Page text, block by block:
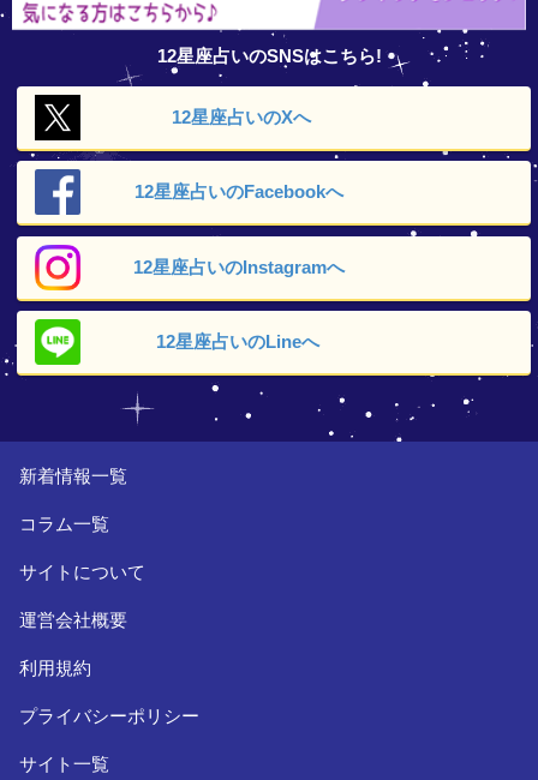
12星座占いのSNSはこちら!
12星座占いのXへ
12星座占いのFacebookへ
12星座占いのInstagramへ
12星座占いのLineへ
新着情報一覧
コラム一覧
サイトについて
運営会社概要
利用規約
プライバシーポリシー
サイト一覧